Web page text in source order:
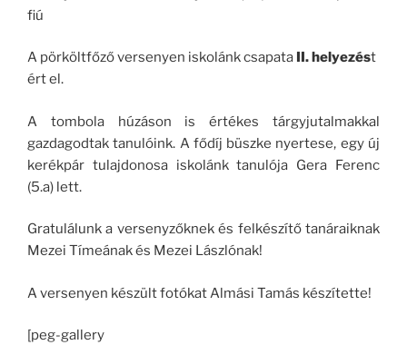
fiú
A pörköltfőző versenyen iskolánk csapata II. helyezést
ért el.
A tombola húzáson is értékes tárgyjutalmakkal
gazdagodtak tanulóink. A fődíj büszke nyertese, egy új
kerékpár tulajdonosa iskolánk tanulója Gera Ferenc
(5.a) lett.
Gratulálunk a versenyzőknek és felkészítő tanáraiknak
Mezei Tímeának és Mezei Lászlónak!
A versenyen készült fotókat Almási Tamás készítette!
[peg-gallery